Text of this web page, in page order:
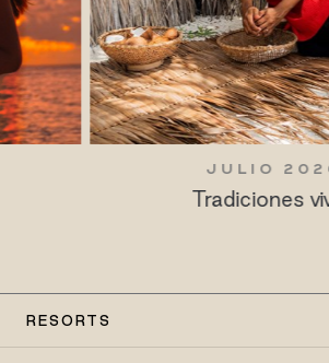
JULIO 2026
Tradiciones vivas
RESORTS